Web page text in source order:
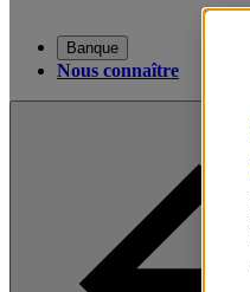
Banque
Nous connaître